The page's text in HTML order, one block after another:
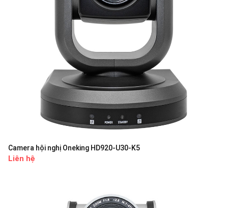
Camera hội nghị Oneking HD920-U30-K5
Liên hệ